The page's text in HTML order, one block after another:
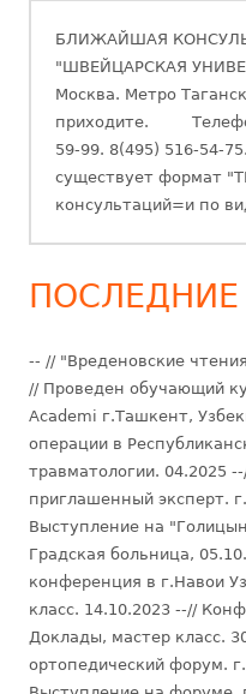
БЛИЖАЙШАЯ
"ШВЕЙЦАРСКАЯ
Москва. Метро
приходите.
59-99. 8(495) 516-54-
существует формат
консультаций=и по
-- // "Вреденовские
// Проведен обучающий
Academi г.Ташкент,
операции в
травматологии. 04.2025
приглашенный эксперт.
Выступление на
Градская больница,
конференция в г.Навои
класс. 14.10.2023 --//
Доклады, мастер класс.
ортопедический форум.